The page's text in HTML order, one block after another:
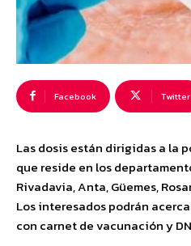
Facebook Twitter
Las dosis están dirigidas a la
que reside en los
Rivadavia, Anta, Güemes,
Los interesados podrán
con carnet de vacunación y